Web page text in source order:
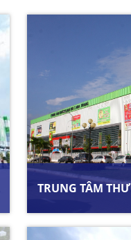
TRUNG TÂM